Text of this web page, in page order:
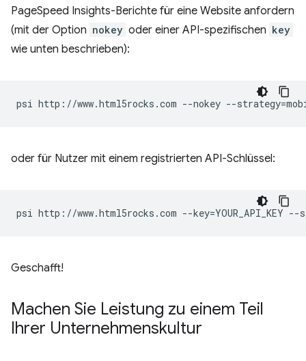
PageSpeed Insights-Berichte für eine Website anfordern
(mit der Option nokey oder einer API-spezifischen key
wie unten beschrieben):
psi http://www.html5rocks.com --nokey --strategy=
oder für Nutzer mit einem registrierten API-Schlüssel:
psi http://www.html5rocks.com --key=YOUR_API_KEY --
Geschafft!
Machen Sie Leistung zu einem Teil
Ihrer Unternehmenskultur